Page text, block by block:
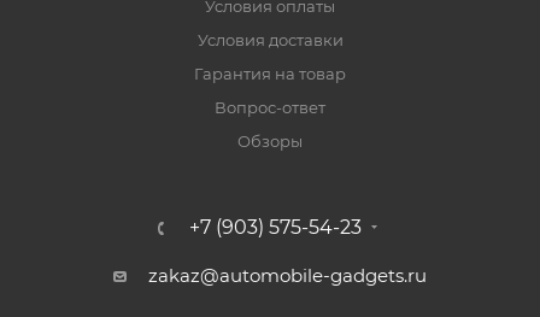
Условия оплаты
Условия доставки
Гарантия на товар
Вопрос-ответ
Обзоры
+7 (903) 575-54-23
zakaz@automobile-gadgets.ru